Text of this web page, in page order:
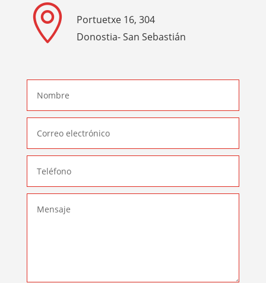

Portuetxe 16, 304
Donostia- San Sebastián